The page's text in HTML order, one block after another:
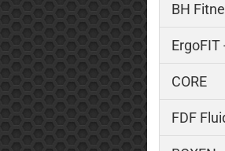
BH
ErgoFIT
CORE
FDF